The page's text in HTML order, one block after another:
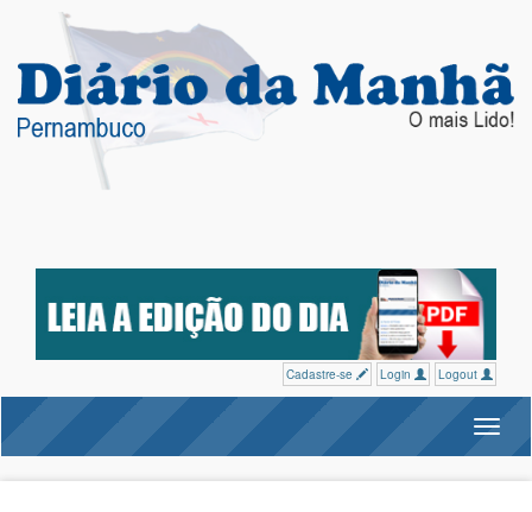
Cadastre-se Login Logout